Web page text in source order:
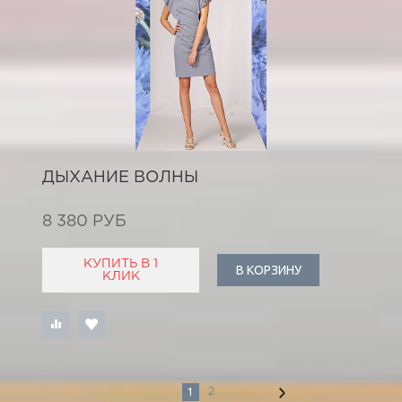
ДЫХАНИЕ ВОЛНЫ
8 380 РУБ
КУПИТЬ В 1
КЛИК
В КОРЗИНУ
1 2